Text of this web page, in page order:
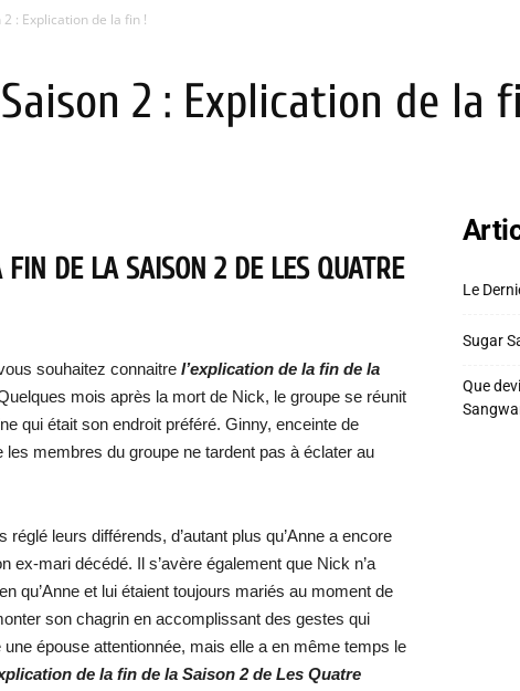
: Explication de la fin !
2 : Explication de la
FIN DE LA SAISON 2 DE LES QUATRE
souhaitez connaitre l’explication de la fin de la
mois après la mort de Nick, le groupe se réunit
qui était son endroit préféré. Ginny, enceinte de
membres du groupe ne tardent pas à éclater au
leurs différends, d’autant plus qu’Anne a encore
ex-mari décédé. Il s’avère également que Nick n’a
qu’Anne et lui étaient toujours mariés au moment de
son chagrin en accomplissant des gestes qui
épouse attentionnée, mais elle a en même temps le
de la fin de la Saison 2 de Les Quatre
Le
Sugar
Que